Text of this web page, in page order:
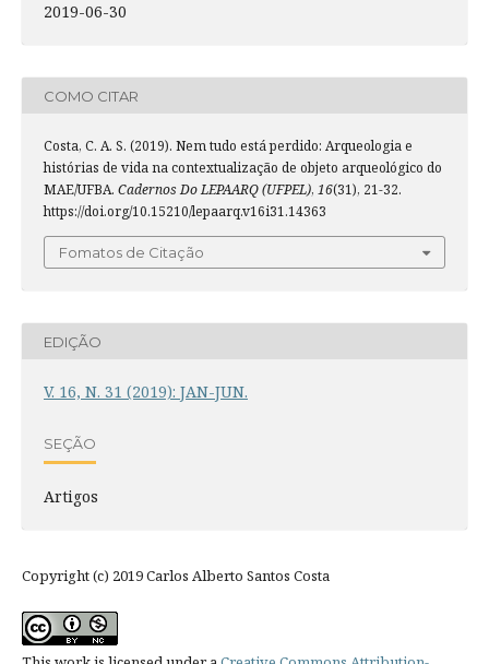
2019-06-30
COMO CITAR
Costa, C. A. S. (2019). Nem tudo está perdido: Arqueologia e
histórias de vida na contextualização de objeto arqueológico do
MAE/UFBA. Cadernos Do LEPAARQ (UFPEL), 16(31), 21-32.
https://doi.org/10.15210/lepaarq.v16i31.14363
Fomatos de Citação
EDIÇÃO
V. 16, N. 31 (2019): JAN-JUN.
SEÇÃO
Artigos
Copyright (c) 2019 Carlos Alberto Santos Costa